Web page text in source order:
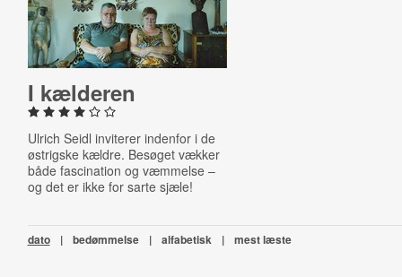
I kælderen
Ulrich Seidl inviterer indenfor i de
østrigske kældre. Besøget vækker
både fascination og væmmelse –
og det er ikke for sarte sjæle!
dato | bedømmelse | alfabetisk | mest læste